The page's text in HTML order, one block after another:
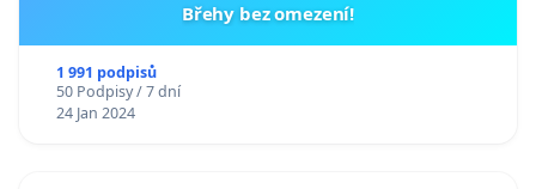
Břehy bez omezení!
1 991 podpisů
50 Podpisy / 7 dní
24 Jan 2024